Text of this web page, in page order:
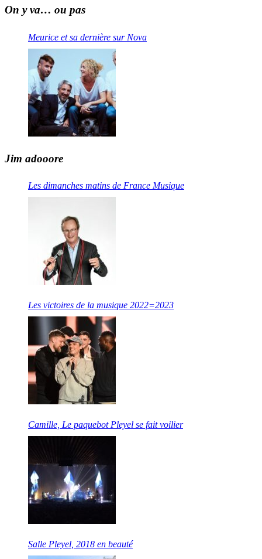
On y va… ou pas
Meurice et sa dernière sur Nova
Jim adooore
Les dimanches matins de France Musique
Les victoires de la musique 2022=2023
Camille, Le paquebot Pleyel se fait voilier
Salle Pleyel, 2018 en beauté